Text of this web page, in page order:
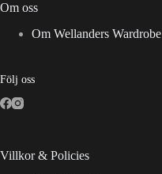
Om oss
Om Wellanders Wardrobe
Följ oss
Villkor & Policies